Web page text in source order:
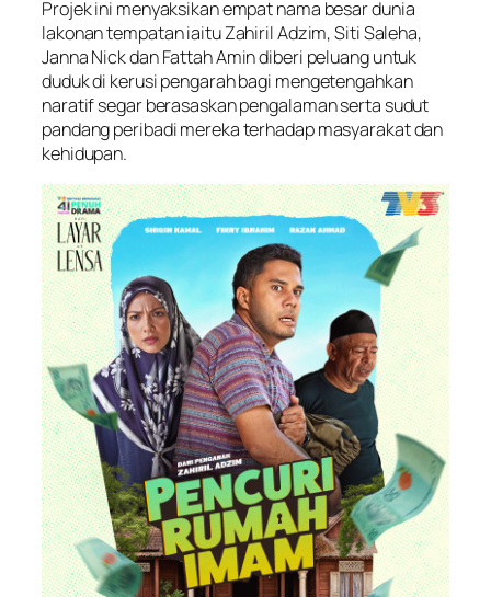
Projek ini menyaksikan empat nama besar dunia
lakonan tempatan iaitu Zahiril Adzim, Siti Saleha,
Janna Nick dan Fattah Amin diberi peluang untuk
duduk di kerusi pengarah bagi mengetengahkan
naratif segar berasaskan pengalaman serta sudut
pandang peribadi mereka terhadap masyarakat dan
kehidupan.